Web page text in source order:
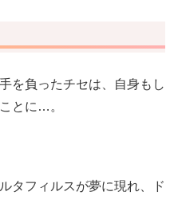
を負ったチセは、自身もし
ことに…。
タフィルスが夢に現れ、ド